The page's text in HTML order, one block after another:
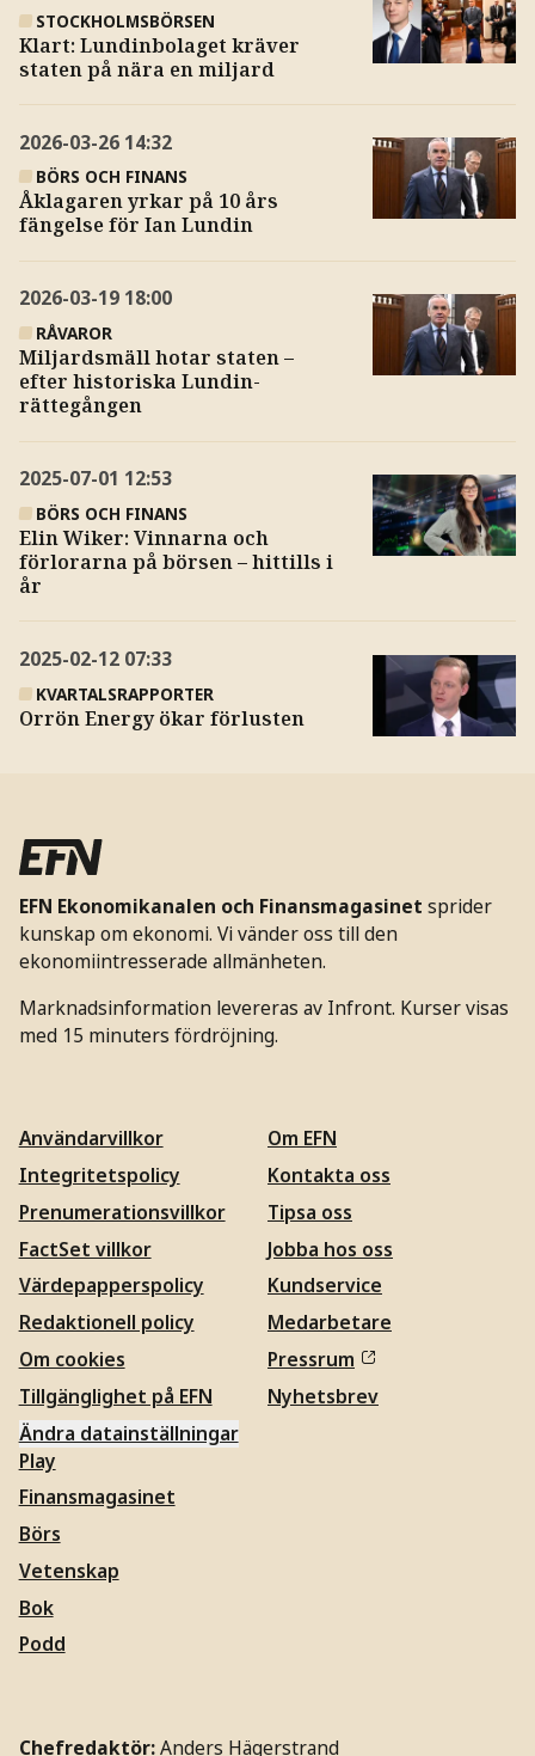
STOCKHOLMSBÖRSEN
Klart: Lundinbolaget kräver
staten på nära en miljard
2026-03-26 14:32
BÖRS OCH FINANS
Åklagaren yrkar på 10 års
fängelse för Ian Lundin
2026-03-19 18:00
RÅVAROR
Miljardsmäll hotar staten –
efter historiska Lundin-
rättegången
2025-07-01 12:53
BÖRS OCH FINANS
Elin Wiker: Vinnarna och
förlorarna på börsen – hittills i
år
2025-02-12 07:33
KVARTALSRAPPORTER
Orrön Energy ökar förlusten
EFN Ekonomikanalen och Finansmagasinet sprider
kunskap om ekonomi. Vi vänder oss till den
ekonomiintresserade allmänheten.
Marknadsinformation levereras av Infront. Kurser visas
med 15 minuters fördröjning.
Användarvillkor
Integritetspolicy
Prenumerationsvillkor
FactSet villkor
Värdepapperspolicy
Redaktionell policy
Om cookies
Tillgänglighet på EFN
Ändra datainställningar
Om EFN
Kontakta oss
Tipsa oss
Jobba hos oss
Kundservice
Medarbetare
Pressrum
Nyhetsbrev
Play
Finansmagasinet
Börs
Vetenskap
Bok
Podd
Chefredaktör:Anders Hägerstrand